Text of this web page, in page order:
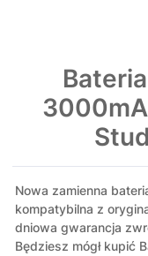
Nowa zamienna
kompatybilna z
dniowa gwarancja
Będziesz mógł kupić